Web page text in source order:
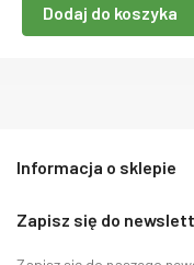
Dodaj do koszyka
Informacja o sklepie
Zapisz się do